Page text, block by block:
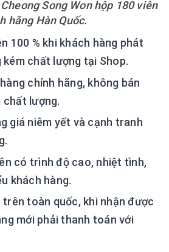
Song Won hộp 180 viên
hãng Hàn Quốc.
100 % khi khách hàng phát
kém chất lượng tại Shop.
chính hãng, không bán
chất lượng.
giá niêm yết và cạnh tranh
có trình độ cao, nhiệt tình,
khách hàng.
trên toàn quốc, khi nhận được
mới phải thanh toán với